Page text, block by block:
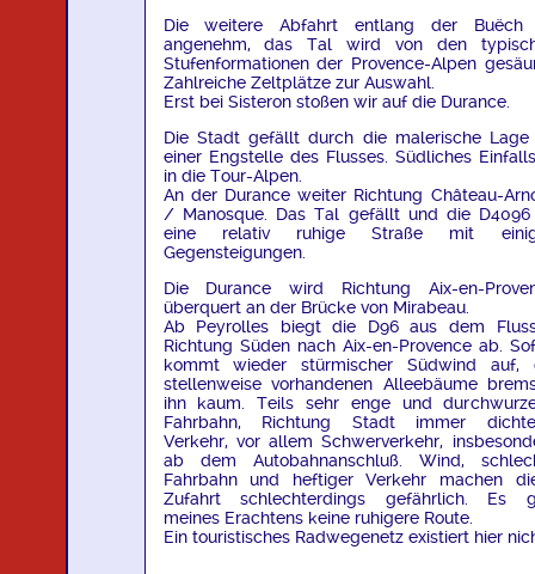
Die weitere Abfahrt entlang der Buëch
angenehm, das Tal wird von den
Stufenformationen der Provence-Alpen
Zahlreiche Zeltplätze zur Auswahl.
Erst bei Sisteron stoßen wir auf die Durance.
Die Stadt gefällt durch die malerische Lage
einer Engstelle des Flusses. Südliches
in die Tour-Alpen.
An der Durance weiter Richtung Château-
/ Manosque. Das Tal gefällt und die
eine relativ ruhige Straße mit
Gegensteigungen.
Die Durance wird Richtung Aix-en-
überquert an der Brücke von Mirabeau.
Ab Peyrolles biegt die D96 aus dem
Richtung Süden nach Aix-en-Provence ab.
kommt wieder stürmischer Südwind auf,
stellenweise vorhandenen Alleebäume
ihn kaum. Teils sehr enge und
Fahrbahn, Richtung Stadt immer
Verkehr, vor allem Schwerverkehr,
ab dem Autobahnanschluß. Wind,
Fahrbahn und heftiger Verkehr machen
Zufahrt schlechterdings gefährlich. Es
meines Erachtens keine ruhigere Route.
Ein touristisches Radwegenetz existiert hier